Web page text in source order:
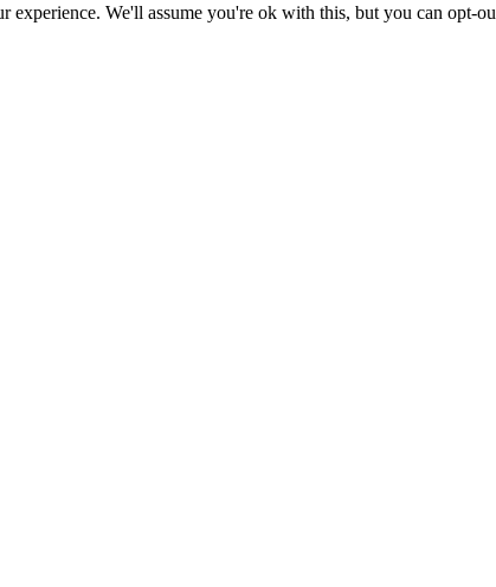
experience. We'll assume you're ok with this, but you can opt-